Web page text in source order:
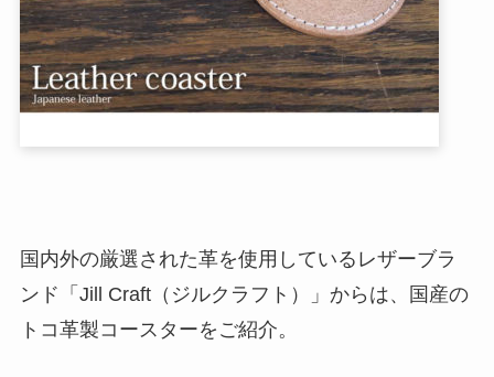
国内外の厳選された革を使用しているレザーブラ
ンド「Jill Craft（ジルクラフト）」からは、国産の
トコ革製コースターをご紹介。